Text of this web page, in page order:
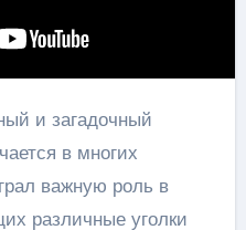
и загадочный
в многих
важную роль в
различные уголки